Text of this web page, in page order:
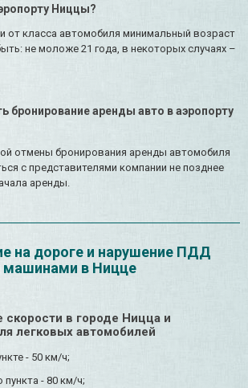
Ниццы?
от класса автомобиля минимальный возраст
не моложе 21 года, в некоторых случаях –
бронирование аренды авто в аэропорту
отмены бронирования аренды автомобиля
с представителями компании не позднее
аренды.
на дороге и нарушение ПДД
в Ницце
скорости в городе Ницца и
легковых автомобилей
- 50 км/ч;
пункта - 80 км/ч;